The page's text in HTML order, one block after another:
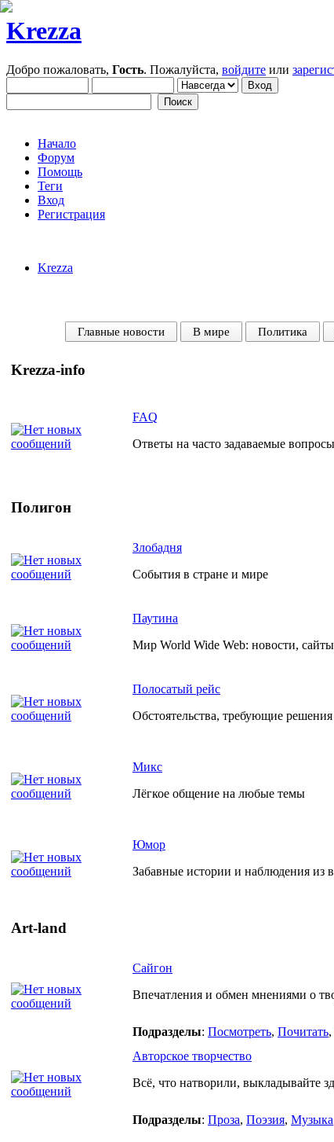
Krezza
Добро пожаловать, Гость. Пожалуйста, войдите или
Начало
Форум
Помощь
Теги
Вход
Регистрация
Krezza
Главные новости В мире Политика
Krezza-info
FAQ
Ответы на часто задаваемые вопросы
Полигон
Злобадня
События в стране и мире
Паутина
Мир World Wide Web: новости,
Полосатый рейс
Обстоятельства, требующие решения
Микс
Лёгкое общение на любые темы
Юмор
Забавные истории и наблюдения из
Art-land
Сайгон
Впечатления и обмен мнениями о
Подразделы: Посмотреть, Почитать,
Авторское творчество
Всё, что натворили, выкладывайте
Подразделы: Проза, Поэзия, Музыка